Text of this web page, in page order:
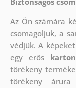
Az Ön számára
csomagoljuk, a
védjük.A
egy erős
törékeny
törékeny árura